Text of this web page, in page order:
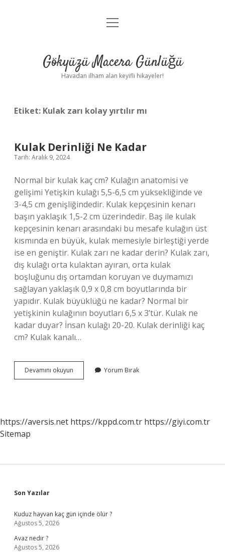
Anasayfa
Yasal Uyarı
menüyü
Gökyüzü Macera Günlüğü
Havadan ilham alan keyifli hikayeler!
Etiket: Kulak zarı kolay yırtılır mı
Kulak Derinliği Ne Kadar
Tarih: Aralık 9, 2024
Normal bir kulak kaç cm? Kulağın anatomisi ve
gelişimi Yetişkin kulağı 5,5-6,5 cm yüksekliğinde ve
3-4,5 cm genişliğindedir. Kulak kepçesinin kenarı
başın yaklaşık 1,5-2 cm üzerindedir. Baş ile kulak
kepçesinin kenarı arasındaki bu mesafe kulağın üst
kısmında en büyük, kulak memesiyle birleştiği yerde
ise en geniştir. Kulak zarı ne kadar derin? Kulak zarı,
dış kulağı orta kulaktan ayıran, orta kulak
boşluğunu dış ortamdan koruyan ve duymamızı
sağlayan yaklaşık 0,9 x 0,8 cm boyutlarında bir
yapıdır. Kulak büyüklüğü ne kadar? Normal bir
yetişkinin kulağının boyutları 6,5 x 3’tür. Kulak ne
kadar duyar? İnsan kulağı 20-20. Kulak derinliği kaç
cm? Kulak kanalı…
Devamını okuyun
Derinliği
Yorum Bırak
https://aversis.net https://kppd.com.tr https://giyi.com.tr
Sitemap
Sidebar
Son Yazılar
Kuduz hayvan kaç gün içinde ölür ?
Ağustos 5, 2026
Avaz nedir ?
Ağustos 5, 2026